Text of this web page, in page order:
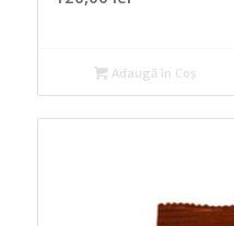
Adaugă în Coș